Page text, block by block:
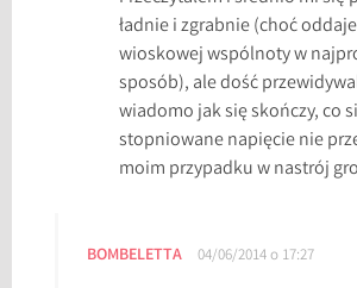
ładnie i zgrabnie (choć
wioskowej wspólnoty w
sposób), ale dość
wiadomo jak się skończy, co
stopniowane napięcie nie
moim przypadku w nastrój
BOMBELETTA 04/06/2014 o 17:27